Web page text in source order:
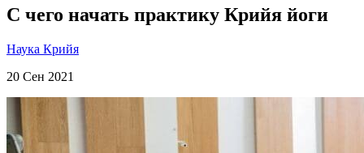
С чего начать практику Крийя йоги
Наука Крийя
20 Сен 2021